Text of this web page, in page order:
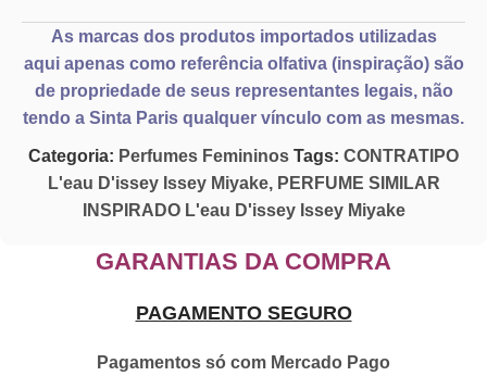
As marcas dos produtos importados utilizadas
aqui apenas como referência olfativa(inspiração) são
de propriedade de seus representantes legais, não
tendo a Sinta Paris qualquer vínculo com as mesmas.
Categoria: Perfumes Femininos Tags: CONTRATIPO
L'eau D'issey Issey Miyake, PERFUME SIMILAR
INSPIRADO L'eau D'issey Issey Miyake
GARANTIAS DA COMPRA
PAGAMENTO SEGURO
Pagamentos só com Mercado Pago